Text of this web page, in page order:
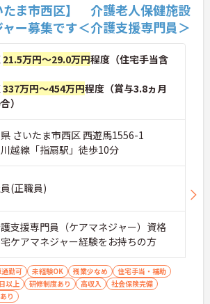
たま市西区】 介護老人保健施設
ー募集です＜介護支援専門員＞
21.5万円～29.0万円程度（住宅手当含
337万円～454万円程度（賞与3.8ヵ月
）
さいたま市西区 西遊馬1556-1
川越線「指扇駅」徒歩10分
(正職員)
支援専門員（ケアマネジャー）資格
ケアマネジャー経験をお持ちの方
通勤可 未経験OK 残業少なめ
住宅手当・補助
以上 研修制度あり 高収入
社会保険完備
り